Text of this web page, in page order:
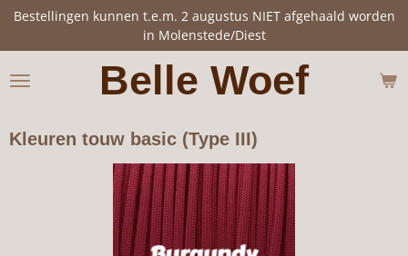
Ga
naar
de
Belle Woef
Bestellingen kunnen t.e.m. 2 augustus NIET afgehaald worden
in Molenstede/Diest
Kleuren touw basic (Type III)